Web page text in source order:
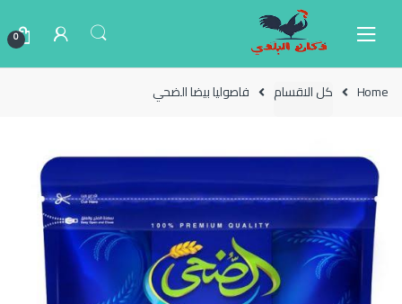
0
Home كل الاقسام فاصوليا بيضا الضحي